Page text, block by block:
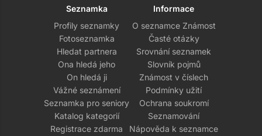
Seznamka
Profily seznamky
Fotoseznamka
Hledat partnera
Ona hledá jeho
On hledá ji
Vážné seznámení
Seznamka pro seniory
Katalog kategorií
Registrace zdarma
Informace
O seznamce Známost
Časté otázky
Srovnání seznamek
Slovník pojmů
Známost v číslech
Podmínky užití
Ochrana soukromí
Seznamování
Nápověda k seznamce